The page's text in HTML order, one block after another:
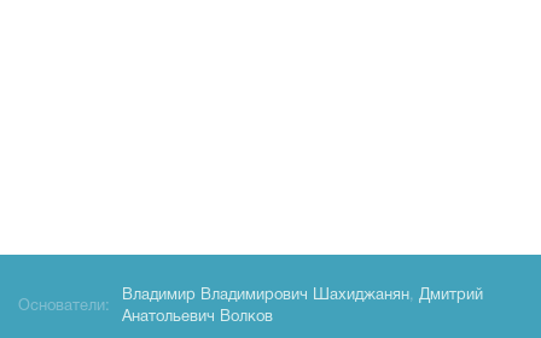
Основатели:
Владимир Владимирович Шахиджанян, Дмитрий
Анатольевич Волков